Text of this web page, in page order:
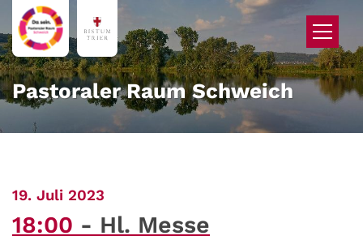
Zum Inhalt springen
Pastoraler Raum Schweich
19. Juli 2023
18:00 Hl. Messe